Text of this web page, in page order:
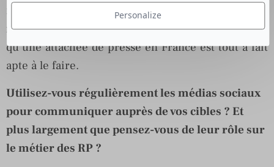
mécènes, les anglais feront plus appel à un «
marketing manager» ou «fundraiser», tandis
qu’une attachée de presse en France est tout à fait
apte à le faire.
Utilisez-vous régulièrement les médias sociaux
pour communiquer auprès de vos cibles ? Et
plus largement que pensez-vous de leur rôle sur
le métier des RP ?
Personalize